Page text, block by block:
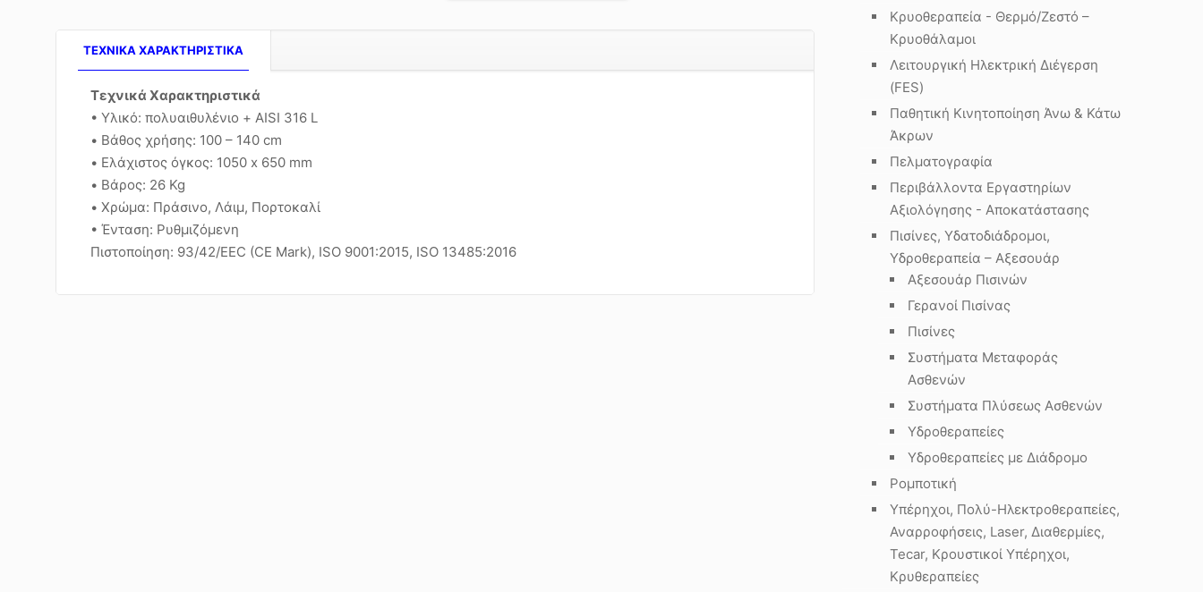
TEXNIKA ΧΑΡΑΚΤΗΡΙΣΤΙΚΑ
Τεχνικά Χαρακτηριστικά
• Υλικό: πολυαιθυλένιο + AISI 316 L
• Βάθος χρήσης: 100 – 140 cm
• Ελάχιστος όγκος: 1050 x 650 mm
• Βάρος: 26 Kg
• Χρώμα: Πράσινο, Λάιμ, Πορτοκαλί
• Ένταση: Ρυθμιζόμενη
Πιστοποίηση: 93/42/EEC (CE Mark), ISO 9001:2015, ISO 13485:2016
Κρυοθεραπεία - Θερμό/Ζεστό –
Κρυοθάλαμοι
Λειτουργική Ηλεκτρική Διέγερση
(FES)
Παθητική Κινητοποίηση Άνω & Κάτω
Άκρων
Πελματογραφία
Περιβάλλοντα Εργαστηρίων
Αξιολόγησης - Αποκατάστασης
Πισίνες, Υδατοδιάδρομοι,
Υδροθεραπεία – Αξεσουάρ
Αξεσουάρ Πισινών
Γερανοί Πισίνας
Πισίνες
Συστήματα Μεταφοράς
Ασθενών
Συστήματα Πλύσεως Ασθενών
Υδροθεραπείες
Υδροθεραπείες με Διάδρομο
Ρομποτική
Υπέρηχοι, Πολύ-Ηλεκτροθεραπείες,
Αναρροφήσεις, Laser, Διαθερμίες,
Tecar, Κρουστικοί Υπέρηχοι,
Κρυθεραπείες